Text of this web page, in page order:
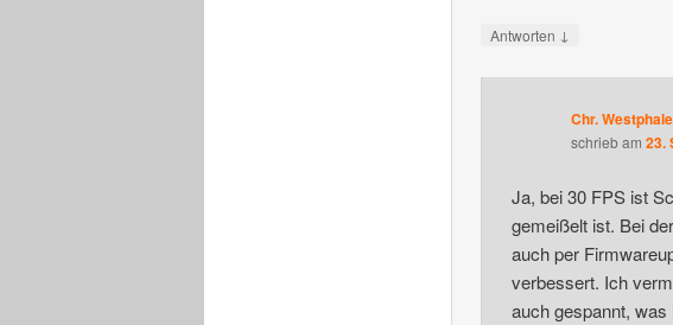
Antworten ↓
Chr.
schriebam 23.
Ja, bei 30 FPS ist
gemeißelt ist. Bei
auch per
verbessert. Ich
auch gespannt,